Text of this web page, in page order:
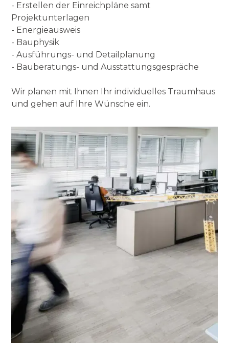
- Erstellen der Einreichpläne samt
Projektunterlagen
- Energieausweis
- Bauphysik
- Ausführungs- und Detailplanung
- Bauberatungs- und Ausstattungsgespräche
Wir planen mit Ihnen Ihr individuelles Traumhaus
und gehen auf Ihre Wünsche ein.